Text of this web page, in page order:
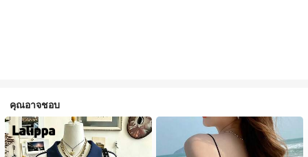
คุณอาจชอบ